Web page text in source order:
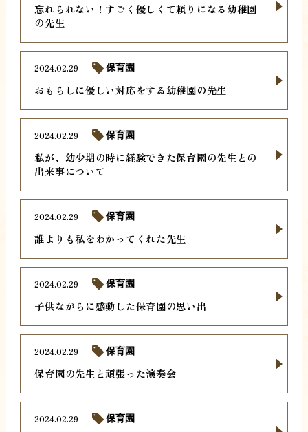
忘れられない！すごく優しくて頼りになる幼稚園
の先生
おもらしに優しい対応をする幼稚園の先生
2024.02.29 保育園
私が、幼少期の時に経験できた保育園の先生との
出来事について
2024.02.29 保育園
誰よりも私をわかってくれた先生
2024.02.29 保育園
子供ながらに感動した保育園の思い出
2024.02.29 保育園
保育園の先生と頑張った演奏会
2024.02.29 保育園
2024.02.29 保育園